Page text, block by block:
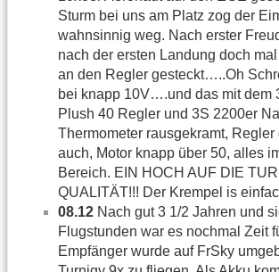
Sturm bei uns am Platz zog der
wahnsinnig weg. Nach erster
nach der ersten Landung doch
an den Regler gesteckt…..Oh
bei knapp 10V….und das mit dem
Plush 40 Regler und 3S 2200er
Thermometer rausgekramt, Regler
auch, Motor knapp über 50, alles
Bereich. EIN HOCH AUF DIE
QUALITÄT!!! Der Krempel is
08.12 Nach gut 3 1/2 Jahren und
Flugstunden war es nochmal Zeit
Empfänger wurde auf FrSky